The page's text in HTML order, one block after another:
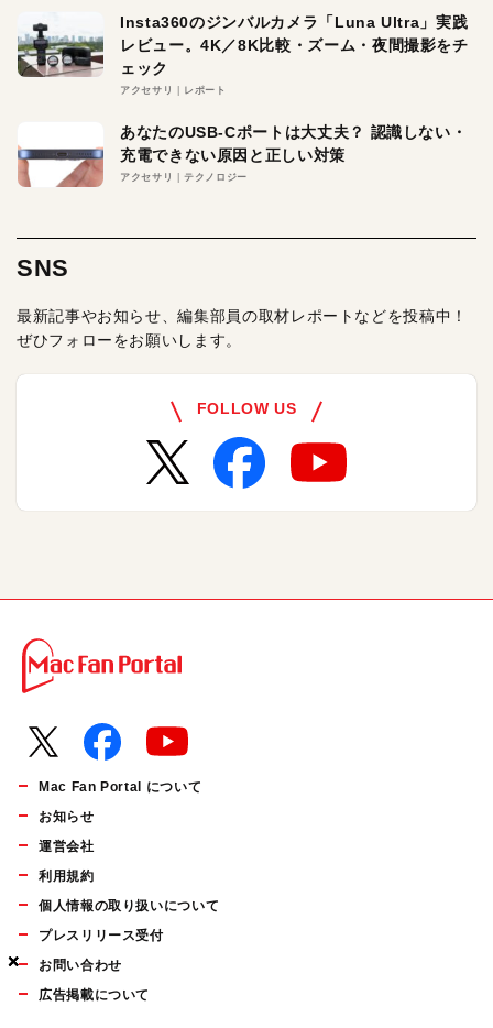
×
×
×
Insta360のジンバルカメラ「Luna Ultra」実践
レビュー。4K／8K比較・ズーム・夜間撮影をチ
ェック
アクセサリ レポート
あなたのUSB-Cポートは大丈夫？ 認識しない・
充電できない原因と正しい対策
アクセサリ テクノロジー
SNS
最新記事やお知らせ、編集部員の取材レポートなどを投稿中！
ぜひフォローをお願いします。
FOLLOW US
Mac Fan Portal について
お知らせ
運営会社
利用規約
個人情報の取り扱いについて
プレスリリース受付
お問い合わせ
広告掲載について